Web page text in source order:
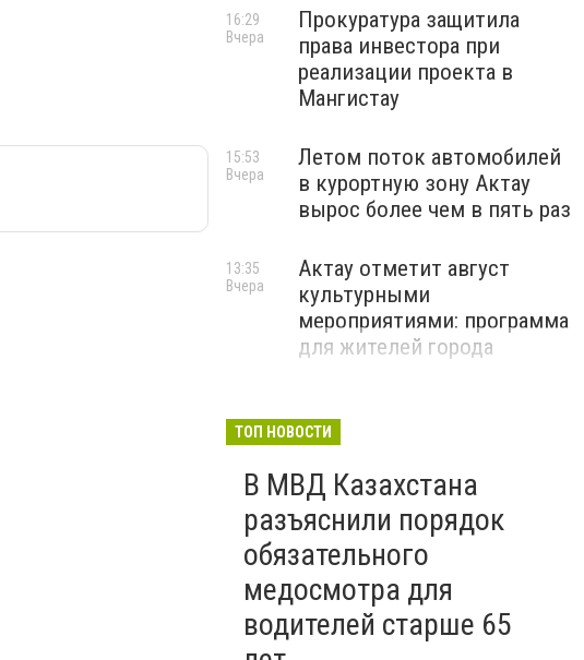
Прокуратура защитила
права инвестора при
реализации проекта в
Мангистау
16:29
Вчера
Летом поток автомобилей
в курортную зону Актау
вырос более чем в пять раз
15:53
Вчера
Актау отметит август
культурными
мероприятиями: программа
для жителей города
13:35
Вчера
ТОП НОВОСТИ
В МВД Казахстана
разъяснили порядок
обязательного
медосмотра для
водителей старше 65